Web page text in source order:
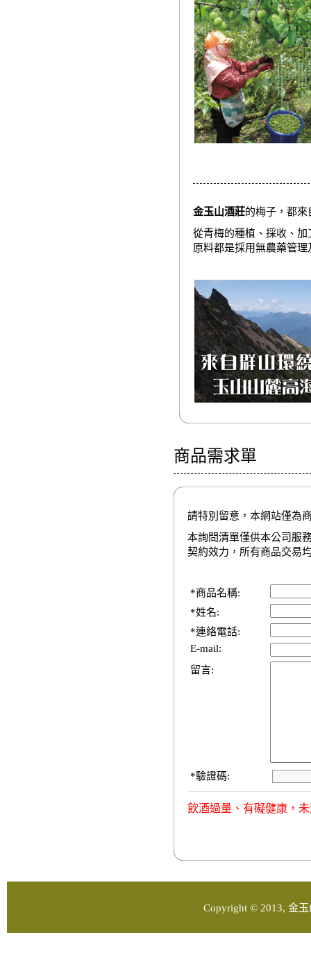
金玉山酒莊的梅子，都
從青梅的種植、採收、
原料都是採用無農藥管
商品需求單
請特別留意，本網站僅為
本詢問清單僅供本公司服
契約效力，所有商品交易
*商品名稱:
*姓名:
*連絡電話:
E-mail:
留言:
*驗證碼:
飲酒過量、有礙健康，
Copyright © 2013, 金